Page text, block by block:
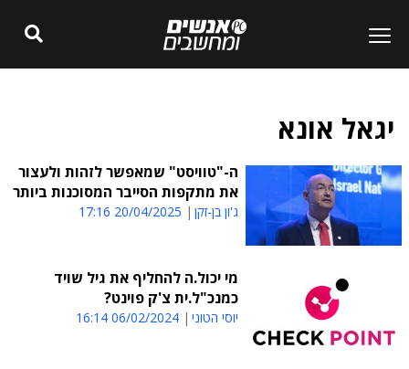
יגאל אונא
ה-"טוויסט" שמאפשר לזהות ולעצור
את מתקפות הסייבר המסוכנות ביותר
ג'ון בן-זקן 20/04/2025 17:16
מי יכול.ה להחליף את גיל שויד
כמנכ"ל.ית צ'ק פוינט?
יוסי הטוני 06/02/2024 16:14